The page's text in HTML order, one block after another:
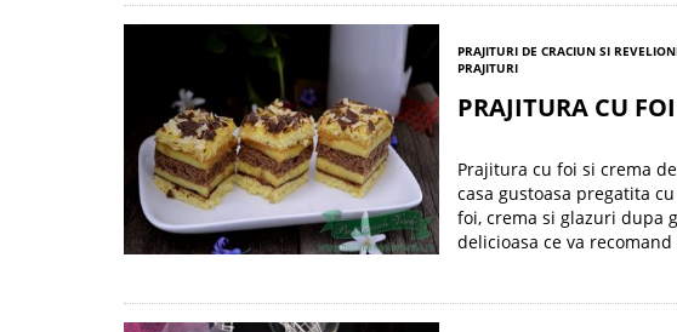
PRAJITURI DE CRACIUN SI REVELION
PRAJITURI
PRAJITURA CU
Prajitura cu foi si crema
casa gustoasa pregatita
foi, crema si glazuri dupa
delicioasa ce va